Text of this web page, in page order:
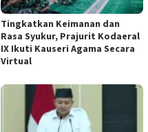
Tingkatkan Keimanan dan
Rasa Syukur, Prajurit Kodaeral
IX Ikuti Kauseri Agama Secara
Virtual